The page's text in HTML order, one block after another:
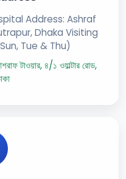
Address: Ashraf
Dhaka Visiting
Tue & Thu)
টাওয়ার, ৪/১ ওয়াল্টার রোড,